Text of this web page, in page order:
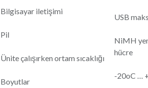
Bilgisayar iletişimi
Pil
Ünite çalışırken ortam sıcaklığı
Boyutlar
USB
NiMH
hücre
-20oC …